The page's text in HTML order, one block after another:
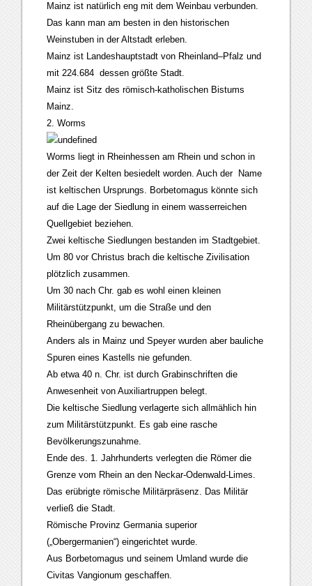
Mainz ist natürlich eng mit dem Weinbau verbunden.
Das kann man am besten in den historischen
Weinstuben in der Altstadt erleben.
Mainz ist Landeshauptstadt von Rheinland–Pfalz und
mit 224.684 dessen größte Stadt.
Mainz ist Sitz des römisch-katholischen Bistums
Mainz.
2. Worms
Worms liegt in Rheinhessen am Rhein und schon in
der Zeit der Kelten besiedelt worden. Auch der Name
ist keltischen Ursprungs. Borbetomagus könnte sich
auf die Lage der Siedlung in einem wasserreichen
Quellgebiet beziehen.
Zwei keltische Siedlungen bestanden im Stadtgebiet.
Um 80 vor Christus brach die keltische Zivilisation
plötzlich zusammen.
Um 30 nach Chr. gab es wohl einen kleinen
Militärstützpunkt, um die Straße und den
Rheinübergang zu bewachen.
Anders als in Mainz und Speyer wurden aber bauliche
Spuren eines Kastells nie gefunden.
Ab etwa 40 n. Chr. ist durch Grabinschriften die
Anwesenheit von Auxiliartruppen belegt.
Die keltische Siedlung verlagerte sich allmählich hin
zum Militärstützpunkt. Es gab eine rasche
Bevölkerungszunahme.
Ende des. 1. Jahrhunderts verlegten die Römer die
Grenze vom Rhein an den Neckar-Odenwald-Limes.
Das erübrigte römische Militärpräsenz. Das Militär
verließ die Stadt.
Römische Provinz Germania superior
(„Obergermanien“) eingerichtet wurde.
Aus Borbetomagus und seinem Umland wurde die
Civitas Vangionum geschaffen.